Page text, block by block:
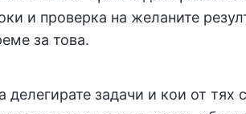
и проверка на желаните
за това.
делегирате задачи и кои от тях